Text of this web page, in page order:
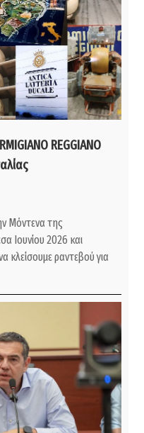
REGGIANO
Μόντενα της
Ιουνίου 2026 και
κλείσουμε ραντεβού για